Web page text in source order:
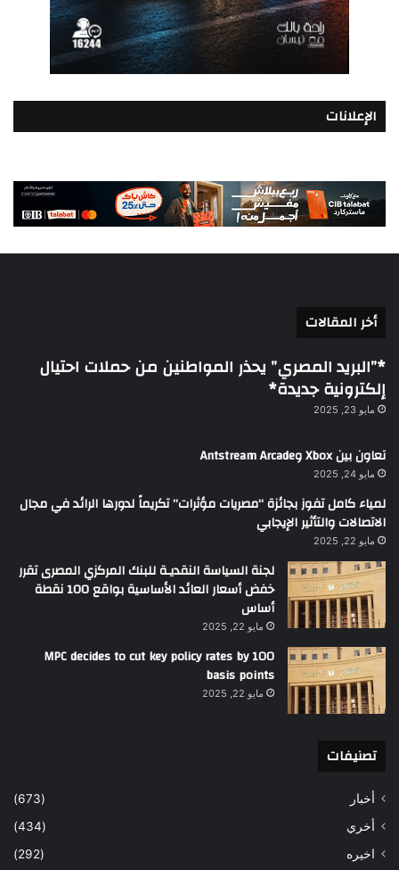
الإعلانات
أخر المقالات
*”البريد المصري” يحذر المواطنين من حملات احتيال
إلكترونية جديدة*
مايو 23, 2025
تعاون بين Xbox وAntstream Arcade
مايو 24, 2025
لمياء كامل تفوز بجائزة “مصريات مؤثرات” تكريماً لدورها الرائد في مجال
الاتصالات والتأثير الإيجابي
مايو 22, 2025
لجنة السياسة النقديـة للبنك المركزي المصرى تقرر
خفض أسعار العائد الأساسية بواقع 100 نقطة
أساس
مايو 22, 2025
MPC decides to cut key policy rates by 100
basis points
مايو 22, 2025
تصنيفات
أخبار
(673)
أخري
(434)
اخيره
(292)